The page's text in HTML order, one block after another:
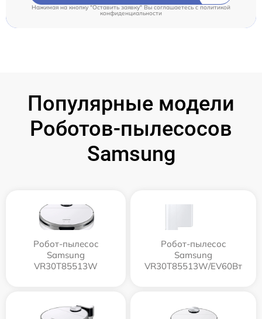
Нажимая на кнопку "Оставить заявку" Вы соглашаетесь c политикой
конфиденциальности
Популярные модели
Роботов-пылесосов
Samsung
Робот-пылесос
Samsung
VR30T85513W
Робот-пылесос
Samsung
VR30T85513W/EV60Вт